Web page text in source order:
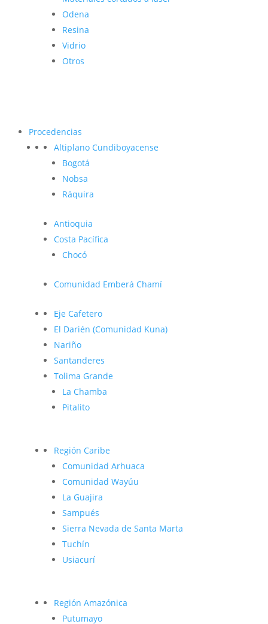
Odena
Resina
Vidrio
Otros
Procedencias
Altiplano Cundiboyacense
Bogotá
Nobsa
Ráquira
Antioquia
Costa Pacífica
Chocó
Comunidad Emberá Chamí
Eje Cafetero
El Darién (Comunidad Kuna)
Nariño
Santanderes
Tolima Grande
La Chamba
Pitalito
Región Caribe
Comunidad Arhuaca
Comunidad Wayúu
La Guajira
Sampués
Sierra Nevada de Santa Marta
Tuchín
Usiacurí
Región Amazónica
Putumayo